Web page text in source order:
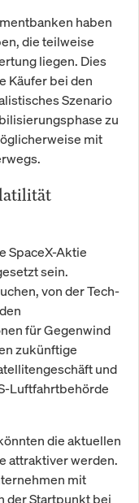
haben
die teilweise
liegen. Dies
Käufer bei den
Szenario
zu
mit
SpaceX-Aktie
sein.
von der Tech-
für Gegenwind
zukünftige
und
Luftfahrtbehörde
die aktuellen
attraktiver werden.
mit
der Startpunkt bei